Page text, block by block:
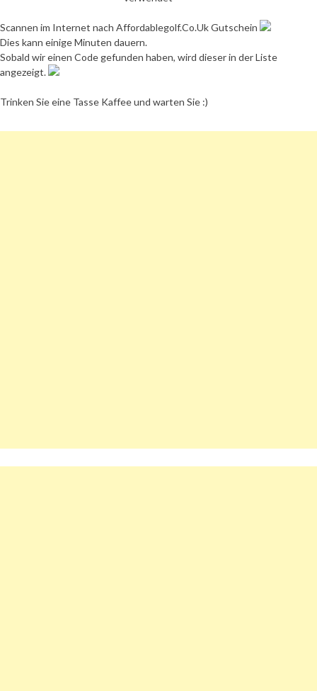
Scannen im Internet nach Affordablegolf.Co.Uk Gutschein
Dies kann einige Minuten dauern.
Sobald wir einen Code gefunden haben, wird dieser in der Liste
angezeigt.
Trinken Sie eine Tasse Kaffee und warten Sie :)